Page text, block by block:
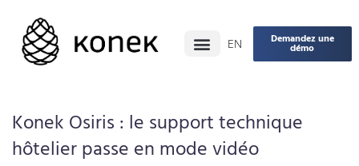
EN Demandez une
démo
Konek Osiris : le support technique
hôtelier passe en mode vidéo